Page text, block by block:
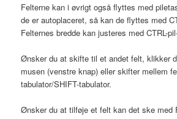
Felterne kan i øvrigt også flyttes med
de er autoplaceret, så kan de flyttes med
Felternes bredde kan justeres med CTRL-
Ønsker du at skifte til et andet felt, klikker
musen (venstre knap) eller skifter mellem
tabulator/SHIFT-tabulator.
Ønsker du at tilføje et felt kan det ske med